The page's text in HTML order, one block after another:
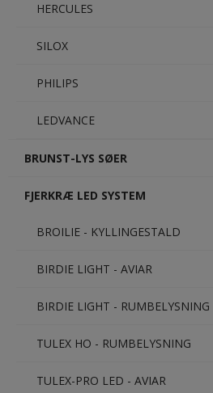
HERCULES
SILOX
PHILIPS
LEDVANCE
BRUNST-LYS SØER
FJERKRÆ LED SYSTEM
BROILIE - KYLLINGESTALD
BIRDIE LIGHT - AVIAR
BIRDIE LIGHT - RUMBELYSNING
TULEX HO - RUMBELYSNING
TULEX-PRO LED - AVIAR